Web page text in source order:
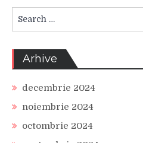
for:
Arhive
decembrie 2024
noiembrie 2024
octombrie 2024